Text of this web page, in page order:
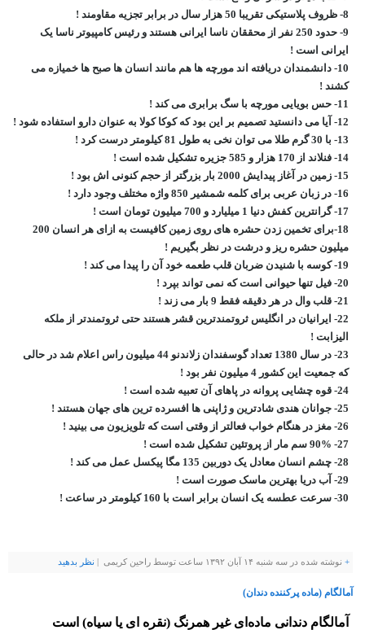
8- ظروف پلاستیکی تقریبا 50 هزار سال در برابر تجزیه مقاومند !
9- حدود 250 نفر از محققان ناسا ایرانی هستند و رئیس کامپیوتر ناسا یک
ایرانی است !
10- دانشمندان دریافته اند مورچه ها هم مانند انسان ها صبح ها خمیازه می
کشند !
11- حس بویایی مورچه با سگ برابری می کند !
12- آیا می دانستید تصمیم بر این بود که کوکا کولا به عنوان دارو استفاده شود !
13- با 30 گرم طلا می توان نخی به طول 81 کیلومتر درست کرد !
14- فنلاند از 170 هزار و 585 جزیره تشکیل شده است !
15- زمین در آغاز پیدایش 2000 بار بزرگتر از حجم کنونی اش بود !
16- در زبان عربی برای کلمه شمشیر 850 واژه مختلف وجود دارد !
17- گرانترین کفش دنیا 1 میلیارد و 700 میلیون تومان است !
18-برای تخمین زدن حشره های روی زمین کافیست به ازای هر انسان 200
میلیون حشره ریز و درشت در نظر بگیریم !
19- کوسه با شنیدن ضربان قلب طعمه خود آن را پیدا می کند !
20- فیل تنها حیوانی است که نمی تواند بپرد !
21- قلب وال در هر دقیقه فقط 9 بار می زند !
22- ایرانیان در انگلیس ثروتمندترین قشر هستند حتی ثروتمندتر از ملکه
الیزابت !
23- در سال 1380 تعداد گوسفندان زلاندنو 44 میلیون راس اعلام شد در حالی
که جمعیت این کشور 4 میلیون نفر بود !
24- قوه چشایی پروانه در پاهای آن تعبیه شده است !
25- جوانان هندی شادترین و ژاپنی ها افسرده ترین های جهان هستند !
26- مغز در هنگام خواب فعالتر از وقتی است که تلویزیون می بینید !
27- 90% سم مار از پروتئین تشکیل شده است !
28- چشم انسان معادل یک دوربین 135 مگا پیکسل عمل می کند !
29- آب دریا بهترین ماسک صورت است !
30- سرعت عطسه یک انسان برابر است با 160 کیلومتر در ساعت !
+ نوشته شده در سه شنبه ۱۴ آبان ۱۳۹۲ ساعت توسط راحین کریمی | نظر بدهيد
آمالگام (ماده پرکننده دندان)
آمالگام دندانی ماده‌ای غیر همرنگ (نقره ای یا سیاه) است